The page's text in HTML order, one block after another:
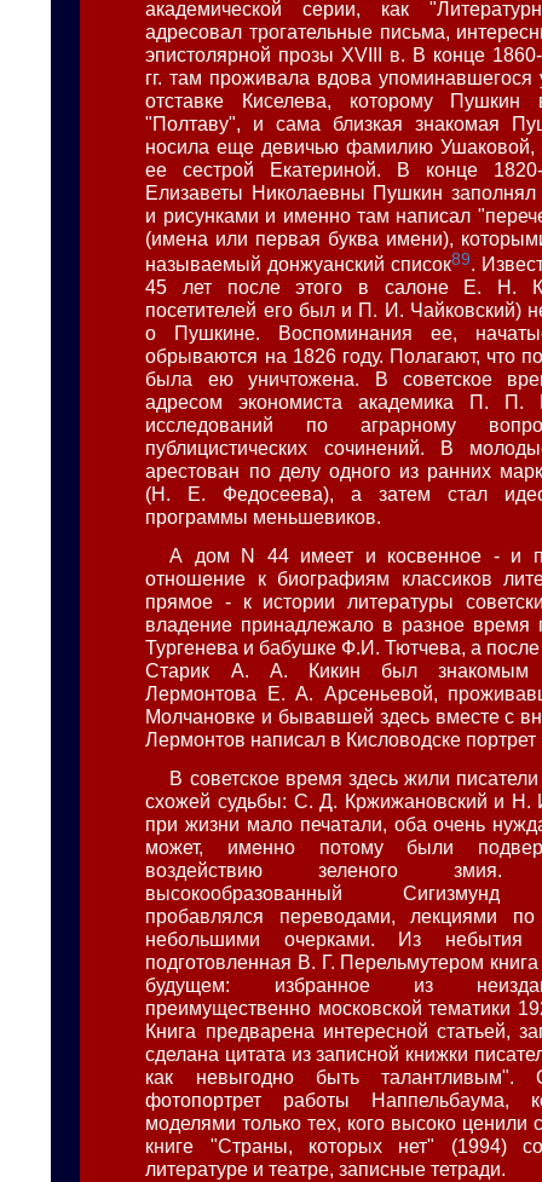
академической серии, как
адресовал трогательные письма,
эпистолярной прозы XVIII в. В конце
гг. там проживала вдова упоминавшегося
отставке Киселева, которому
"Полтаву", и сама близкая знакомая
носила еще девичью фамилию Ушаковой,
ее сестрой Екатериной. В конце
Елизаветы Николаевны Пушкин заполнял
и рисунками и именно там написал
(имена или первая буква имени),
называемый донжуанский список89.
45 лет после этого в салоне Е. Н.
посетителей его был и П. И. Чайковский)
о Пушкине. Воспоминания ее,
обрываются на 1826 году. Полагают, что
была ею уничтожена. В советское
адресом экономиста академика П. П.
исследований по аграрному
публицистических сочинений. В
арестован по делу одного из ранних
(Н. Е. Федосеева), а затем стал
программы меньшевиков.
А дом N 44 имеет и косвенное - и
отношение к биографиям классиков
прямое - к истории литературы
владение принадлежало в разное
Тургенева и бабушке Ф.И. Тютчева, а после
Старик А. А. Кикин был знакомым
Лермонтова Е. А. Арсеньевой,
Молчановке и бывавшей здесь вместе с
Лермонтов написал в Кисловодске портрет
В советское время здесь жили
схожей судьбы: С. Д. Кржижановский и Н.
при жизни мало печатали, оба очень
может, именно потому были
воздействию зеленого змия.
высокообразованный Сигизмунд
пробавлялся переводами, лекциями по
небольшими очерками. Из небытия
подготовленная В. Г. Перельмутером
будущем: избранное из
преимущественно московской тематики
Книга предварена интересной статьей,
сделана цитата из записной книжки
как невыгодно быть талантливым".
фотопортрет работы Наппельбаума,
моделями только тех, кого высоко ценили
книге "Страны, которых нет" (1994)
литературе и театре, записные тетради.